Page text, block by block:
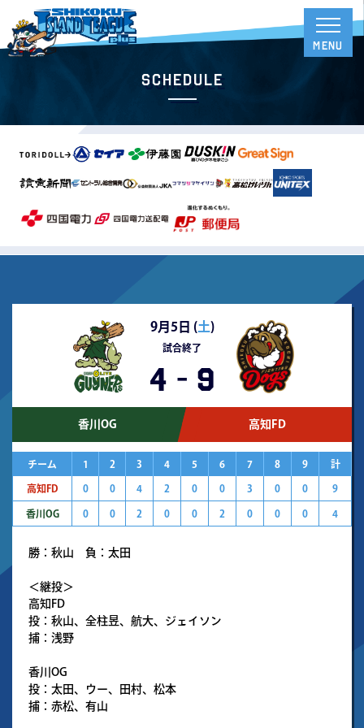
Schedule
9月5日 (土)
試合終了
4 - 9
香川OG 高知FD
チーム 1 2 3 4 5 6 7 8 9 計
高知FD 0 0 4 2 0 0 3 0 0 9
香川OG 0 0 2 0 0 2 0 0 0 4
勝：秋山 負：太田
＜継投＞
高知FD
投：秋山、全柱昱、航大、ジェイソン
捕：浅野
香川OG
投：太田、ウー、田村、松本
捕：赤松、有山